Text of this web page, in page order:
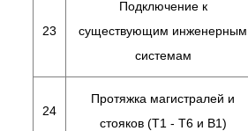
23
Подключение к
существующим инженерным
системам
24
Протяжка магистралей и
стояков (Т1 - Т6 и В1)